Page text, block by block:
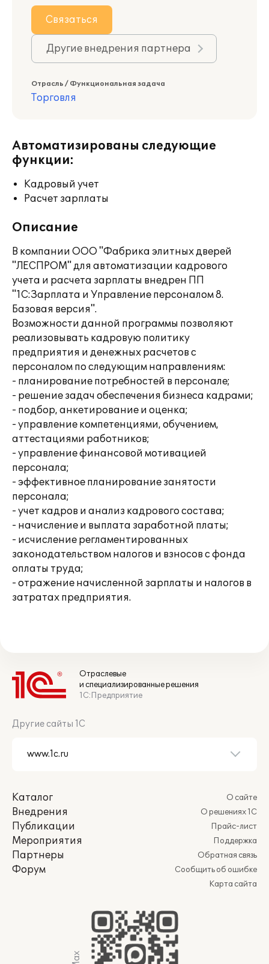
Связаться
Другие внедрения партнера
Отрасль / Функциональная задача
Торговля
Автоматизированы следующие
функции:
Кадровый учет
Расчет зарплаты
Описание
В компании ООО "Фабрика элитных дверей
"ЛЕСПРОМ" для автоматизации кадрового
учета и расчета зарплаты внедрен ПП
"1С:Зарплата и Управление персоналом 8.
Базовая версия".
Возможности данной программы позволяют
реализовывать кадровую политику
предприятия и денежных расчетов с
персоналом по следующим направлениям:
- планирование потребностей в персонале;
- решение задач обеспечения бизнеса кадрами;
- подбор, анкетирование и оценка;
- управление компетенциями, обучением,
аттестациями работников;
- управление финансовой мотивацией
персонала;
- эффективное планирование занятости
персонала;
- учет кадров и анализ кадрового состава;
- начисление и выплата заработной платы;
- исчисление регламентированных
законодательством налогов и взносов с фонда
оплаты труда;
- отражение начисленной зарплаты и налогов в
затратах предприятия.
Отраслевые
и специализированные решения
1С:Предприятие
Другие сайты 1С
Каталог
Внедрения
Публикации
Мероприятия
Партнеры
Форум
О сайте
О решениях 1С
Прайс-лист
Поддержка
Обратная связь
Сообщить об ошибке
Карта сайта